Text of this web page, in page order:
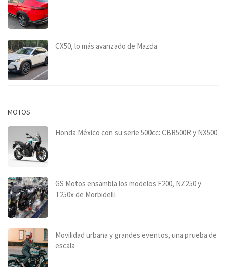
CX50, lo más avanzado de Mazda
MOTOS
Honda México con su serie 500cc: CBR500R y NX500
GS Motos ensambla los modelos F200, NZ250 y
T250x de Morbidelli
Movilidad urbana y grandes eventos, una prueba de
escala